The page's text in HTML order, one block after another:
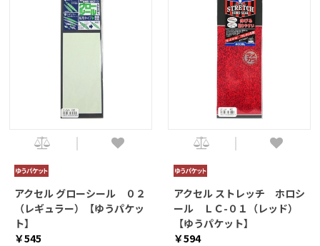
アクセル グローシール ０２
（レギュラー）【ゆうパケッ
ト】
￥545
アクセル ストレッチ ホロシ
ール ＬＣ-０１（レッド）
【ゆうパケット】
￥594